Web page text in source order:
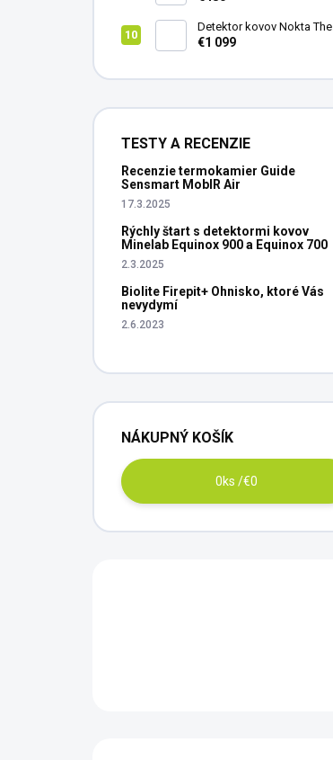
Detektor kovov Nokta The
Legend 2
€1 099
TESTY A RECENZIE
Recenzie termokamier Guide
Sensmart MobIR Air
17.3.2025
Rýchly štart s detektormi kovov
Minelab Equinox 900 a Equinox 700
2.3.2025
Biolite Firepit+ Ohnisko, ktoré Vás
nevydymí
2.6.2023
NÁKUPNÝ KOŠÍK
0ks /€0